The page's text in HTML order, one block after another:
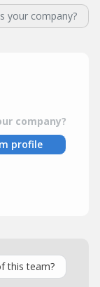
your company?
company?
profile
this team?